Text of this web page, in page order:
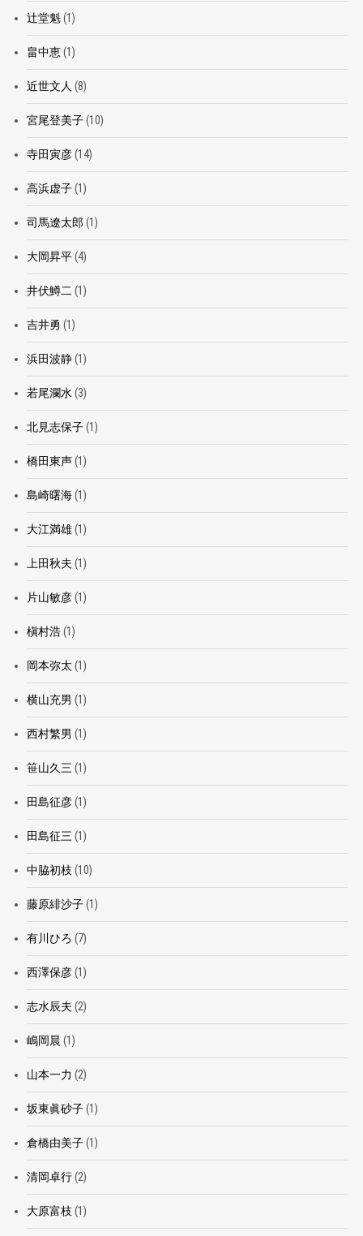
辻堂魁(1)
畠中恵(1)
近世文人 (8)
宮尾登美子(10)
寺田寅彦(14)
高浜虚子(1)
司馬遼太郎 (1)
大岡昇平(4)
井伏鱒二 (1)
吉井勇 (1)
浜田波静(1)
若尾瀾水 (3)
北見志保子(1)
橋田東声(1)
島崎曙海(1)
大江満雄(1)
上田秋夫 (1)
片山敏彦(1)
槇村浩(1)
岡本弥太 (1)
横山充男 (1)
西村繁男 (1)
笹山久三 (1)
田島征彦(1)
田島征三 (1)
中脇初枝 (10)
藤原緋沙子(1)
有川ひろ (7)
西澤保彦(1)
志水辰夫 (2)
嶋岡晨 (1)
山本一力 (2)
坂東眞砂子(1)
倉橋由美子(1)
清岡卓行(2)
大原富枝 (1)